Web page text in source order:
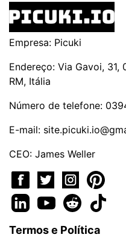
Empresa: Picuki
Endereço: Via Gavoi, 31,
RM, Itália
Número de telefone:
E-mail:
CEO: James Weller
Termos e Política